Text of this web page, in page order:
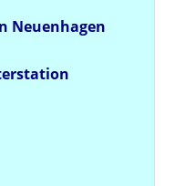
Neuenhagen